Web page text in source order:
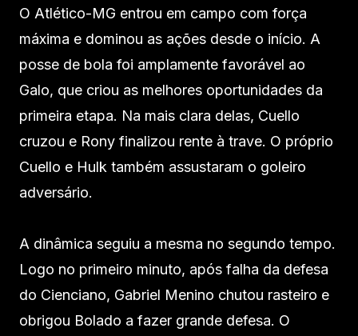
O Atlético-MG entrou em campo com força
máxima e dominou as ações desde o início. A
posse de bola foi amplamente favorável ao
Galo, que criou as melhores oportunidades da
primeira etapa. Na mais clara delas, Cuello
cruzou e Rony finalizou rente à trave. O próprio
Cuello e Hulk também assustaram o goleiro
adversário.
A dinâmica seguiu a mesma no segundo tempo.
Logo no primeiro minuto, após falha da defesa
do Cienciano, Gabriel Menino chutou rasteiro e
obrigou Bolado a fazer grande defesa. O